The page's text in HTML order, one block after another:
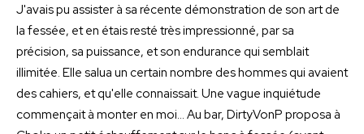
J'avais pu assister à sa récente démonstration de son art de
la fessée, et en étais resté très impressionné, par sa
précision, sa puissance, et son endurance qui semblait
illimitée. Elle salua un certain nombre des hommes qui avaient
des cahiers, et qu'elle connaissait. Une vague inquiétude
commençait à monter en moi… Au bar, DirtyVonP proposa à